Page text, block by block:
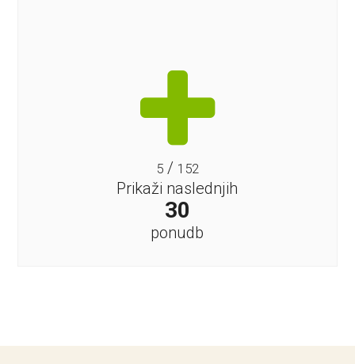
5/ 152
Prikaži naslednjih
30
ponudb